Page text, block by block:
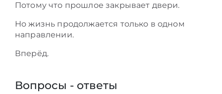
Потому что прошлое закрывает двери.
Но жизнь продолжается только в одном
направлении.
Вперёд.
Вопросы - ответы